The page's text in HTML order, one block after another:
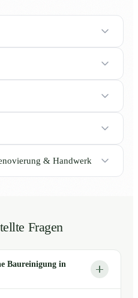
& Handwerk
Fragen
Baureinigung in